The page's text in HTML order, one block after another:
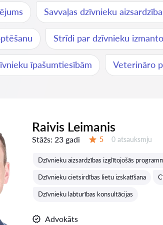
Savvaļas dzīvnieku
Strīdi par dzīvnieku
īpašumtiesībām Veterināro
Raivis Leimanis
Stāžs: 23 gadi 5 Atsauksmes:
0 atsauksmju
Dzīvnieku aizsardzības izglītojošās
Dzīvnieku cietsirdības lietu izskatīšana
Dzīvnieku labturības konsultācijas
Advokāts